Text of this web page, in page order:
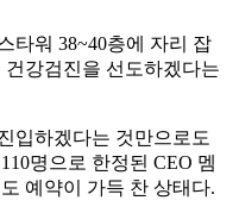
타워 38~40층에 자리 잡
건강검진을 선도하겠다는
입하겠다는 것만으로도
명으로 한정된 CEO 멤
예약이 가득 찬 상태다.